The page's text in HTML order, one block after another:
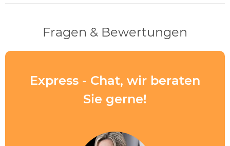
Fragen & Bewertungen
Express - Chat, wir beraten
Sie gerne!